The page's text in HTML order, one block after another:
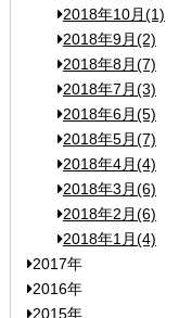
2018年10月(1)
2018年9月(2)
2018年8月(7)
2018年7月(3)
2018年6月(5)
2018年5月(7)
2018年4月(4)
2018年3月(6)
2018年2月(6)
2018年1月(4)
2017年
2016年
2015年